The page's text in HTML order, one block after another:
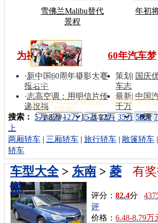
雪佛兰Malibu替代
景程
年初
国庆彩车撤离天安门
从10月12日凌晨开始，国庆彩车将
广场…[详细 ]
为祖国同喝彩
·新中国60周年摄影大赛
报名中
·志高空调：用明信片传
递祝福
60年汽车梦
策划 | 国庆
车志
最新|中国
千万
索：
搜索： 5万 8万 12万 15万 22万 35万 50万
上
两厢轿车 | 三厢轿车 | 旅行轿车 | 敞篷轿车 |
轿车
有
车型大全> 东南 > 菱
悦
评分：82.4分
评
价格：6.48-8.79万